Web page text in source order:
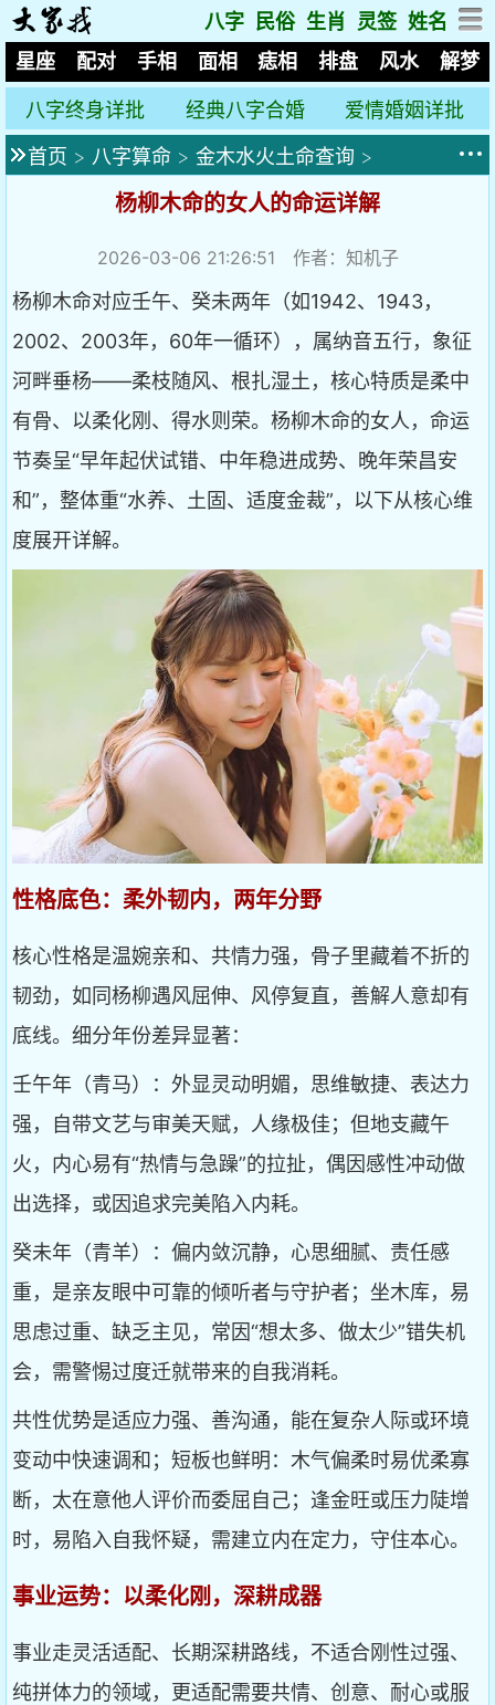
八字 民俗 生肖 灵签 姓名
星座
配对 手相 面相 痣相 排盘 风水 解梦
八字终身详批 经典八字合婚
爱情婚姻详批
首页 > 八字算命 > 金木水火土命查询 >
杨柳木命的女人的命运详解
2026-03-06 21:26:51 作者：知机子
杨柳木命对应壬午、癸未两年（如1942、1943，
2002、2003年，60年一循环），属纳音五行，象征
河畔垂杨——柔枝随风、根扎湿土，核心特质是柔中
有骨、以柔化刚、得水则荣。杨柳木命的女人，命运
节奏呈“早年起伏试错、中年稳进成势、晚年荣昌安
和”，整体重“水养、土固、适度金裁”，以下从核心维
度展开详解。
性格底色：柔外韧内，两年分野
核心性格是温婉亲和、共情力强，骨子里藏着不折的
韧劲，如同杨柳遇风屈伸、风停复直，善解人意却有
底线。细分年份差异显著：
壬午年（青马）：外显灵动明媚，思维敏捷、表达力
强，自带文艺与审美天赋，人缘极佳；但地支藏午
火，内心易有“热情与急躁”的拉扯，偶因感性冲动做
出选择，或因追求完美陷入内耗。
癸未年（青羊）：偏内敛沉静，心思细腻、责任感
重，是亲友眼中可靠的倾听者与守护者；坐木库，易
思虑过重、缺乏主见，常因“想太多、做太少”错失机
会，需警惕过度迁就带来的自我消耗。
共性优势是适应力强、善沟通，能在复杂人际或环境
变动中快速调和；短板也鲜明：木气偏柔时易优柔寡
断，太在意他人评价而委屈自己；逢金旺或压力陡增
时，易陷入自我怀疑，需建立内在定力，守住本心。
事业运势：以柔化刚，深耕成器
事业走灵活适配、长期深耕路线，不适合刚性过强、
纯拼体力的领域，更适配需要共情、创意、耐心或服